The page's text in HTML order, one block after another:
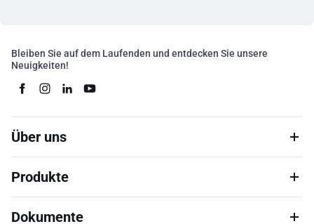
Bleiben Sie auf dem Laufenden und entdecken Sie unsere
Neuigkeiten!
Über uns
Produkte
Dokumente